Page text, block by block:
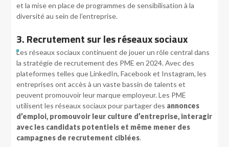
et la mise en place de programmes de sensibilisation à la
diversité au sein de l’entreprise.
3. Recrutement sur les réseaux sociaux
Les réseaux sociaux continuent de jouer un rôle central dans
la stratégie de recrutement des PME en 2024. Avec des
plateformes telles que LinkedIn, Facebook et Instagram, les
entreprises ont accès à un vaste bassin de talents et
peuvent promouvoir leur marque employeur. Les PME
utilisent les réseaux sociaux pour partager des annonces
d’emploi, promouvoir leur culture d’entreprise, interagir
avec les candidats potentiels et même mener des
campagnes de recrutement ciblées.